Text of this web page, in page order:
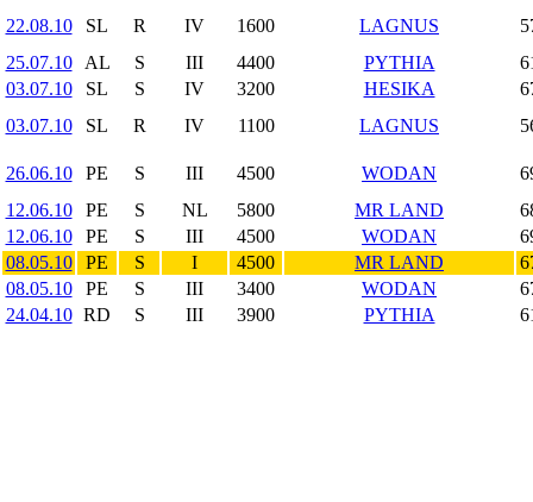
22.08.10
SL R IV 1600 LAGNUS
25.07.10
AL S III 4400 PYTHIA
03.07.10
SL S IV 3200 HESIKA
03.07.10
SL R IV 1100 LAGNUS
26.06.10 PE S III 4500 WODAN
12.06.10
PE S NL 5800 MR LAND
12.06.10
PE S III 4500 WODAN
08.05.10
PE S I 4500 MR LAND
08.05.10
PE S III 3400 WODAN
24.04.10 RD S III 3900 PYTHIA